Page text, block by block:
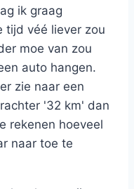
ik graag
tijd véé liever zou
moe van zou
auto hangen.
zie naar een
'32 km' dan
rekenen hoeveel
naar toe te